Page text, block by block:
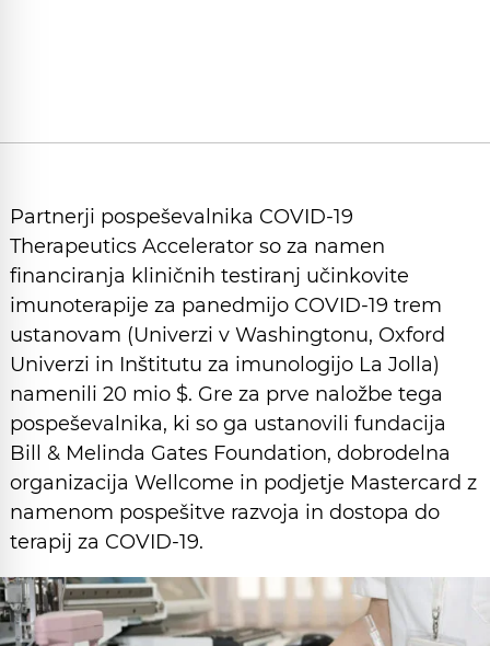
Partnerji pospeševalnika COVID-19
Therapeutics Accelerator so za namen
financiranja kliničnih testiranj učinkovite
imunoterapije za panedmijo COVID-19 trem
ustanovam (Univerzi v Washingtonu, Oxford
Univerzi in Inštitutu za imunologijo La Jolla)
namenili 20 mio $. Gre za prve naložbe tega
pospeševalnika, ki so ga ustanovili fundacija
Bill & Melinda Gates Foundation, dobrodelna
organizacija Wellcome in podjetje Mastercard z
namenom pospešitve razvoja in dostopa do
terapij za COVID-19.